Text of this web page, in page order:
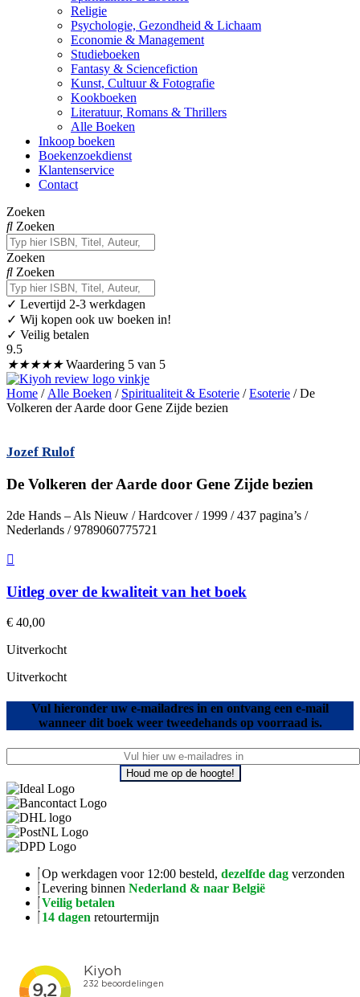
Religie
Psychologie, Gezondheid & Lichaam
Economie & Management
Studieboeken
Fantasy & Sciencefiction
Kunst, Cultuur & Fotografie
Kookboeken
Literatuur, Romans & Thrillers
Alle Boeken
Inkoop boeken
Boekenzoekdienst
Klantenservice
Contact
Zoeken
Zoeken
Zoeken
Zoeken
✓ Levertijd 2-3 werkdagen
✓ Wij kopen ook uw boeken in!
✓ Veilig betalen
9.5
★★★★★ Waardering 5 van 5
Home / Alle Boeken / Spiritualiteit & Esoterie /Esoterie / De
Volkeren der Aarde door Gene Zijde bezien
Jozef Rulof
De Volkeren der Aarde door Gene Zijde bezien
2de Hands – Als Nieuw / Hardcover / 1999 / 437 pagina’s /
Nederlands / 9789060775721
Uitleg over de kwaliteit van het boek
€ 40,00
Uitverkocht
Uitverkocht
Vul hieronder uw e-mailadres in en ontvang een e-mail
wanneer dit boek weer tweedehands op voorraad is.
Houd me op de hoogte!
Op werkdagen voor 12:00 besteld, dezelfde dag verzonden
Levering binnen Nederland & naar België
Veilig betalen
14 dagen retourtermijn